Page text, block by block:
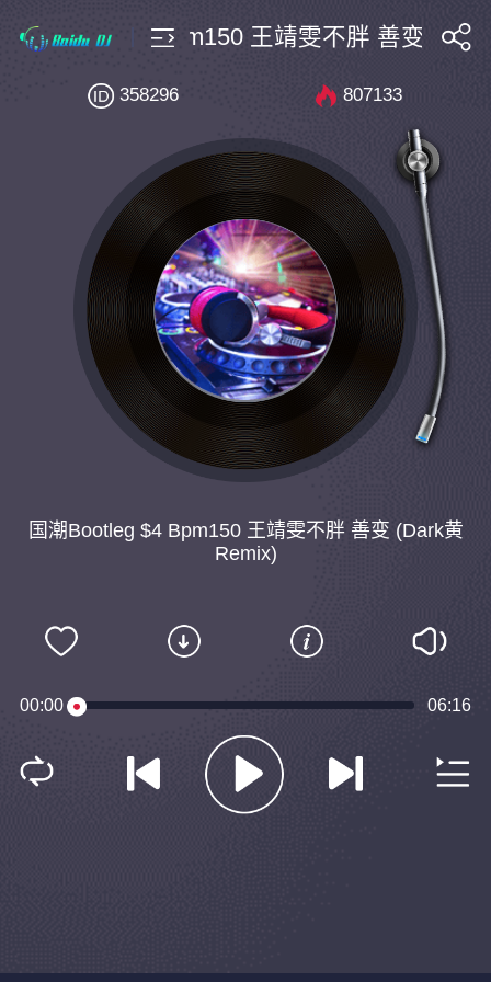
潮Bootleg $4 Bpm150 王靖雯不胖 善变
国潮Bootleg $4 Bpm150 王靖雯不胖 善变 (Dark黄
Remix)
358296 807133
00:00 06:16